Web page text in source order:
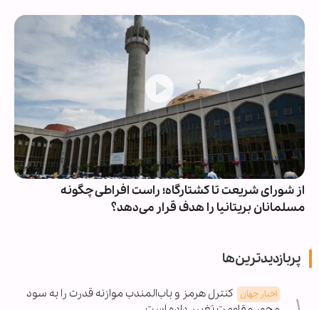
از شورای شریعت تا کشتارگاه؛ راست افراطی چگونه
مسلمانان بریتانیا را هدف قرار می‌دهد؟
پربازدیدترین‌ها
اخبار جهان کنترل هرمز و باب‌المندب موازنه قدرت را به سود